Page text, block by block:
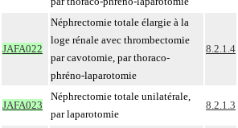
JAFA022
Néphrectomie totale élargie à la
loge rénale avec thrombectomie
par cavotomie, par thoraco-
phréno-laparotomie
8.2.1.4
JAFA023
Néphrectomie totale unilatérale,
par laparotomie
8.2.1.3